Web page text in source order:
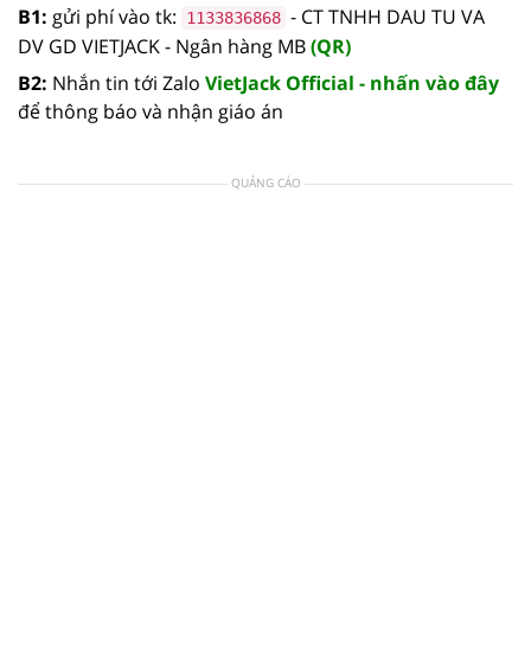
B1: gửi phí vào tk: 1133836868 - CT TNHH DAU TU VA
DV GD VIETJACK - Ngân hàng MB(QR)
B2: Nhắn tin tới Zalo VietJack Official - nhấn vào đây
để thông báo và nhận giáo án
QUẢNG CÁO